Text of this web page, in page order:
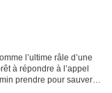
l’ultime râle d’une
à répondre à l’appel
prendre pour sauver